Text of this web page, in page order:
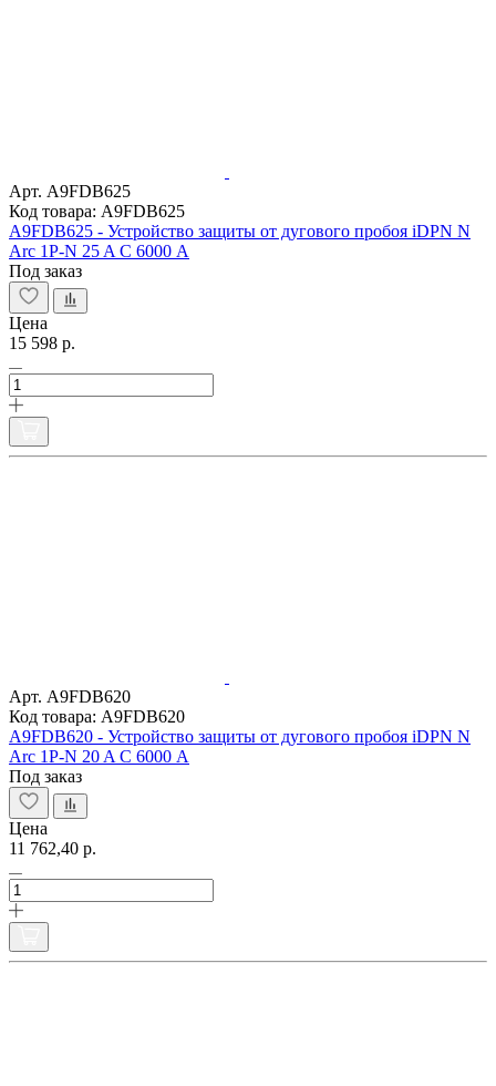
Арт. A9FDB625
Код товара: A9FDB625
A9FDB625 - Устройство защиты от дугового пробоя iDPN N
Arc 1P-N 25 A С 6000 A
Под заказ
Цена
15 598 р.
Арт. A9FDB620
Код товара: A9FDB620
A9FDB620 - Устройство защиты от дугового пробоя iDPN N
Arc 1P-N 20 A С 6000 A
Под заказ
Цена
11 762,40 р.